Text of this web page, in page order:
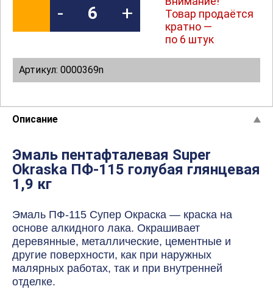
- +
Товар продаётся
кратно —
по 6 штук
Артикул: 0000369n
Описание
Эмаль пентафталевая Super
Okraska ПФ-115 голубая глянцевая
1,9 кг
Эмаль ПФ-115 Супер Окраска — краска на
основе алкидного лака. Окрашивает
деревянные, металлические, цементные и
другие поверхности, как при наружных
малярных работах, так и при внутренней
отделке.